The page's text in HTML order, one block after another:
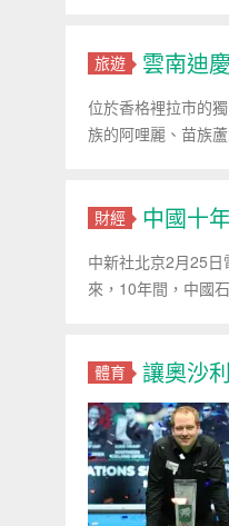
旅遊 雲南迪
位於香格裡拉市的
族的阿哩麗、苗族
財經 中國十
中新社北京2月25
來，10年間，中國
體育 讓奧沙